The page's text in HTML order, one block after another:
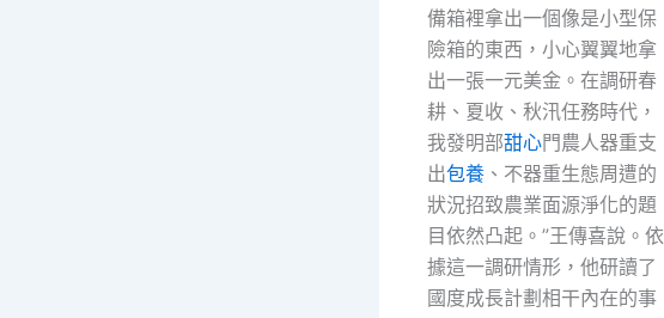
備箱裡拿出一個像是小型保
險箱的東西，小心翼翼地拿
出一張一元美金。在調研春
耕、夏收、秋汛任務時代，
我發明部甜心門農人器重支
出包養 、不器重生態周遭的
狀況招致農業面源淨化的題
目依然凸起。”王傳喜說。依
據這一調研情形，他研讀了
國度成長計劃相干內在的事